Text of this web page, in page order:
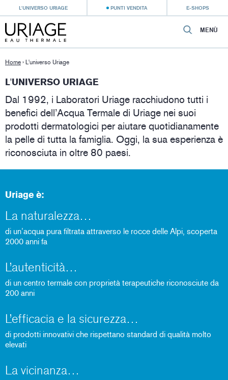
L'UNIVERSO URIAGE PUNTI VENDITA E-SHOPS
MENÙ
Home › L'universo Uriage
L'UNIVERSO URIAGE
Dal 1992, i Laboratori Uriage racchiudono tutti i
benefici dell’Acqua Termale di Uriage nei suoi
prodotti dermatologici per aiutare quotidianamente
la pelle di tutta la famiglia. Oggi, la sua esperienza è
riconosciuta in oltre 80 paesi.
Uriage è:
La naturalezza
di un’acqua pura filtrata attraverso le rocce delle Alpi, scoperta
2000 anni fa
L’autenticità
di un centro termale con proprietà terapeutiche riconosciute da
200 anni
L’efficacia e la sicurezza
di prodotti innovativi che rispettano standard di qualità molto
elevati
La vicinanza